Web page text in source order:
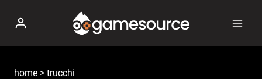
contenuto
home > trucchi